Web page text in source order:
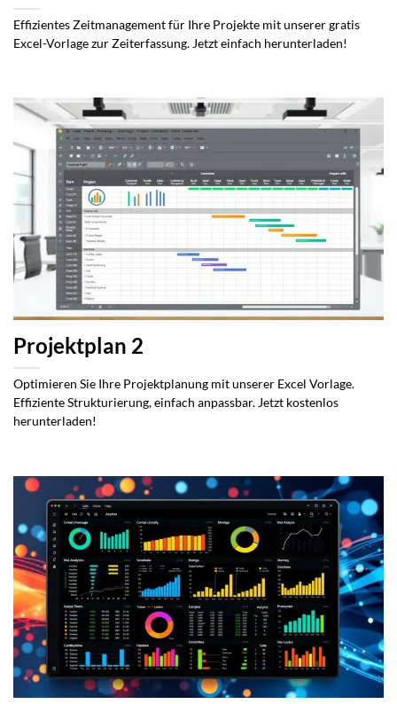
Effizientes Zeitmanagement für Ihre Projekte mit unserer gratis
Excel-Vorlage zur Zeiterfassung. Jetzt einfach herunterladen!
Projektplan 2
Optimieren Sie Ihre Projektplanung mit unserer Excel Vorlage.
Effiziente Strukturierung, einfach anpassbar. Jetzt kostenlos
herunterladen!